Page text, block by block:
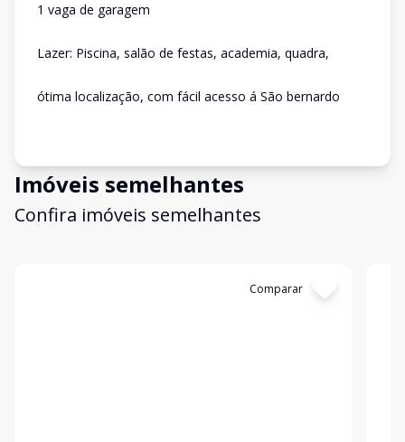
1 vaga de garagem
Lazer: Piscina, salão de festas, academia, quadra,
ótima localização, com fácil acesso á São bernardo
Imóveis semelhantes
Confira imóveis semelhantes
Comparar